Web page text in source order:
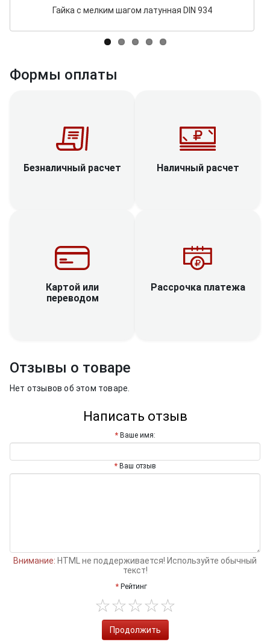
Гайка с мелким шагом латунная DIN 934
Формы оплаты
Безналичный расчет Наличный расчет
Картой или
переводом
Рассрочка платежа
Отзывы о товаре
Нет отзывов об этом товаре.
Написать отзыв
Ваше имя:
Ваш отзыв
Внимание: HTML не поддерживается! Используйте обычный
текст!
Рейтинг
Продолжить